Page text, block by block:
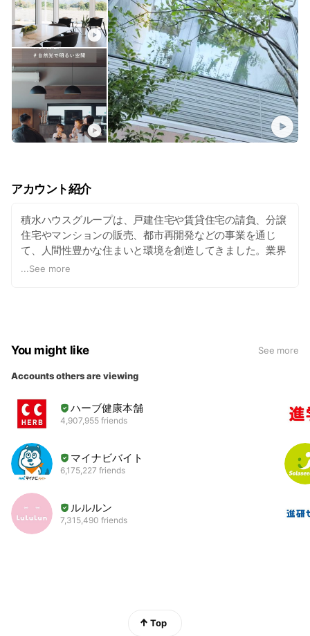
アカウント紹介
積水ハウスグループは、戸建住宅や賃貸住宅の請負、分譲
住宅やマンションの販売、都市再開発などの事業を通じ
て、人間性豊かな住まいと環境を創造してきました。業界
初の累積建築戸数２００万戸を達成した住宅のリーディン
...See more
You might like See more
Accounts others are viewing
ハーブ健康本舗
4,907,955 friends
マイナビバイト
6,175,227 friends
ルルルン
7,315,490 friends
Top